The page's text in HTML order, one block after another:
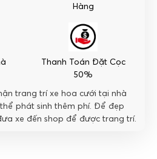
Hàng
Thanh Toán Đặt Cọc
50%
trang trí xe hoa cưới tại nhà
phát sinh thêm phí. Để đẹp
xe đến shop để được trang trí.